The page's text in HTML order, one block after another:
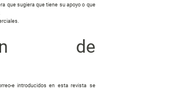
que sugiera que tiene su apoyo o que
de
e introducidos en esta revista se